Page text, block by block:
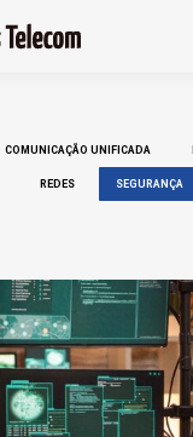
COMUNICAÇÃO UNIFICADA
REDES SEGURANÇA